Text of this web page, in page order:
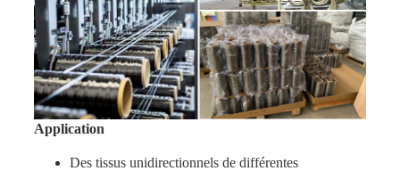
Application
Des tissus unidirectionnels de différentes